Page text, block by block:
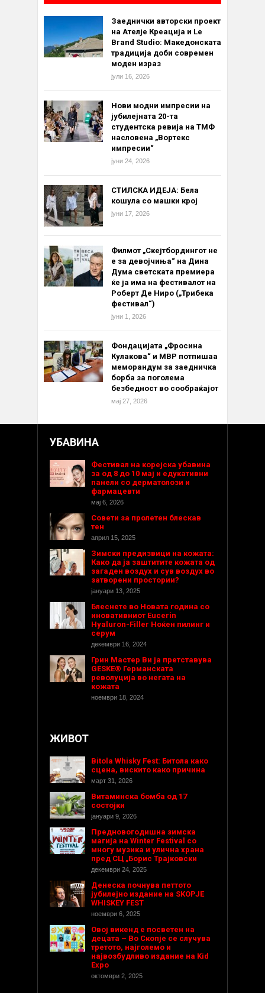
Заеднички авторски проект
на Ателје Креација и Le
Brand Studio: Македонската
традиција доби современ
моден израз
јули 16, 2026
Нови модни импресии на
јубилејната 20-та
студентска ревија на ТМФ
насловена „Вортекс
импресии“
јуни 24, 2026
СТИЛСКА ИДЕЈА: Бела
кошула со машки крој
јуни 17, 2026
Филмот „Скејтбордингот не
е за девојчиња“ на Дина
Дума светската премиера
ќе ја има на фестивалот на
Роберт Де Ниро („Трибека
фестивал“)
јуни 1, 2026
Фондацијата „Фросина
Кулакова“ и МВР потпишаа
меморандум за заедничка
борба за поголема
безбедност во сообраќајот
мај 27, 2026
УБАВИНА
Фестивал на корејска убавина
за од 8 до 10 мај и едукативни
панели со дерматолози и
фармацевти
мај 6, 2026
Совети за пролетен блескав
тен
април 15, 2025
Зимски предизвици на кожата:
Како да ја заштитите кожата од
загаден воздух и сув воздух во
затворени простории?
јануари 13, 2025
Блеснете во Новата година со
иновативниот Eucerin
Hyaluron-Filler Ноќен пилинг и
серум
декември 16, 2024
Грин Мастер Ви ја претставува
GESKE® Германската
револуција во негата на
кожата
ноември 18, 2024
ЖИВОТ
Bitola Whisky Fest: Битола како
сцена, вискито како причина
март 31, 2026
Витаминска бомба од 17
состојки
јануари 9, 2026
Предновогодишнa зимска
магија на Winter Festival со
многу музика и улична храна
пред СЦ „Борис Трајковски
декември 24, 2025
Денеска почнува петтото
јубилејно издание на SKOPJE
WHISKEY FEST
ноември 6, 2025
Овој викенд е посветен на
децата – Во Скопје се случува
третото, најголемо и
највозбудливо издание на Kid
Expo
октомври 2, 2025